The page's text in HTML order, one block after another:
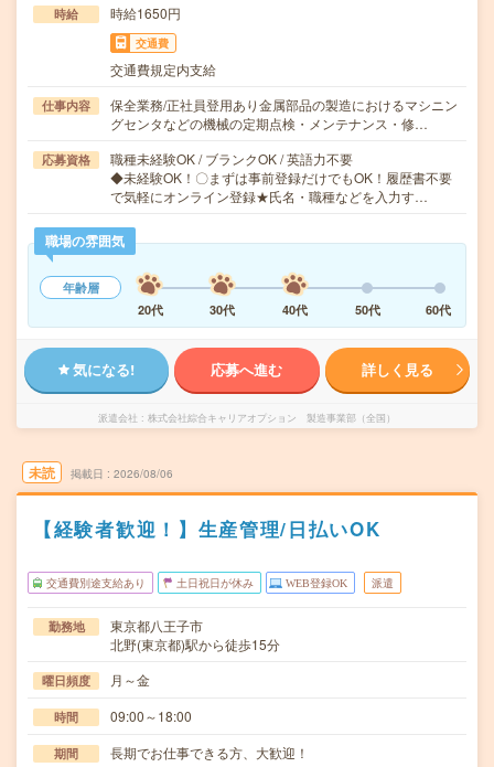
時給 時給1650円
交通費
交通費規定内支給
仕事内容
保全業務/正社員登用あり金属部品の製造におけるマシニン
グセンタなどの機械の定期点検・メンテナンス・修…
応募資格
職種未経験OK / ブランクOK / 英語力不要
◆未経験OK！〇まずは事前登録だけでもOK！履歴書不要
で気軽にオンライン登録★氏名・職種などを入力す…
職場の雰囲気
年齢層
20代
30代 40代 50代 60代
気になる! 応募へ進む 詳しく見る
派遣会社 株式会社綜合キャリアオプション 製造事業部（全国）
未読 掲載日 2026/08/06
【経験者歓迎！】生産管理/日払いOK
交通費別途支給あり 土日祝日が休み WEB登録OK 派遣
勤務地
東京都八王子市
北野(東京都)駅から徒歩15分
曜日頻度 月～金
時間 09:00～18:00
期間 長期でお仕事できる方、大歓迎！